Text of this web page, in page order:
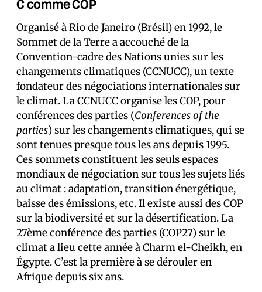
C comme COP
Organisé à Rio de Janeiro (Brésil) en 1992, le
Sommet de la Terre a accouché de la
Convention-cadre des Nations unies sur les
changements climatiques (CCNUCC), un texte
fondateur des négociations internationales sur
le climat. La CCNUCC organise les COP, pour
conférences des parties (Conferences of the
parties) sur les changements climatiques, qui se
sont tenues presque tous les ans depuis 1995.
Ces sommets constituent les seuls espaces
mondiaux de négociation sur tous les sujets liés
au climat : adaptation, transition énergétique,
baisse des émissions, etc. Il existe aussi des COP
sur la biodiversité et sur la désertification. La
27ème conférence des parties (COP27) sur le
climat a lieu cette année à Charm el-Cheikh, en
Égypte. C’est la première à se dérouler en
Afrique depuis six ans.